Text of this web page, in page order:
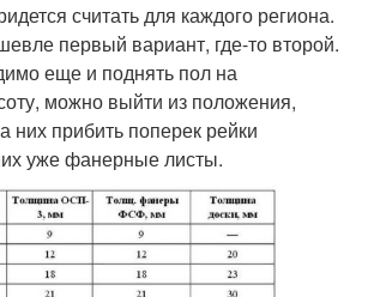
считать для каждого региона.
первый вариант, где-то второй.
еще и поднять пол на
можно выйти из положения,
них прибить поперек рейки
уже фанерные листы.